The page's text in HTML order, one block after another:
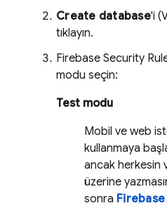
Create database'i
tıklayın.
Firebase Security
modu seçin:
Test modu
Mobil ve web
kullanmaya
ancak herkesin
üzerine
sonra